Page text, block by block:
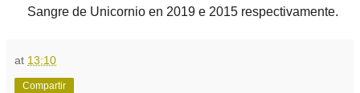
Sangre de Unicornio en 2019 e 2015 respectivamente.
at 13:10
Compartir